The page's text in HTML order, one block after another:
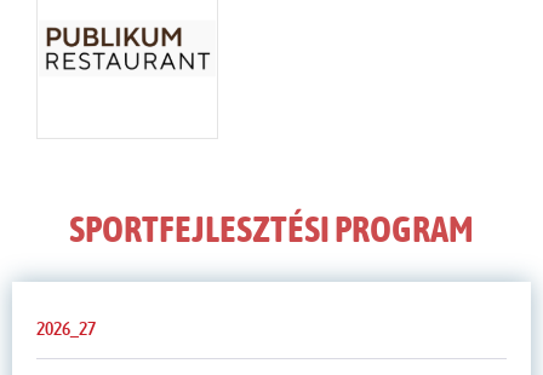
SPORTFEJLESZTÉSI PROGRAM
2026_27